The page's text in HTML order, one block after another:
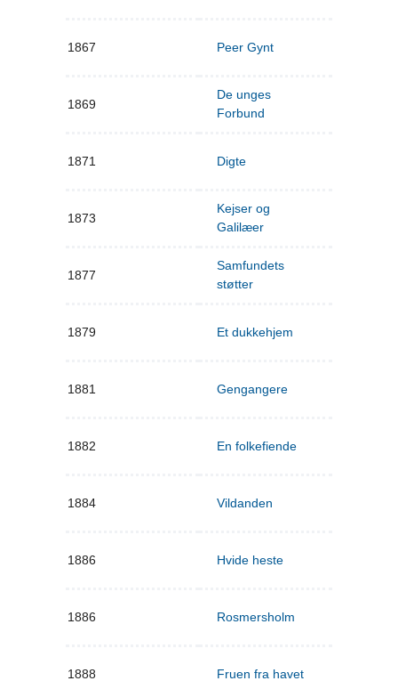
1867 Peer Gynt
1869
De unges
Forbund
1871 Digte
1873
Kejser og
Galilæer
1877
Samfundets
støtter
1879 Et dukkehjem
1881 Gengangere
1882 En folkefiende
1884 Vildanden
1886 Hvide heste
1886 Rosmersholm
1888 Fruen fra havet